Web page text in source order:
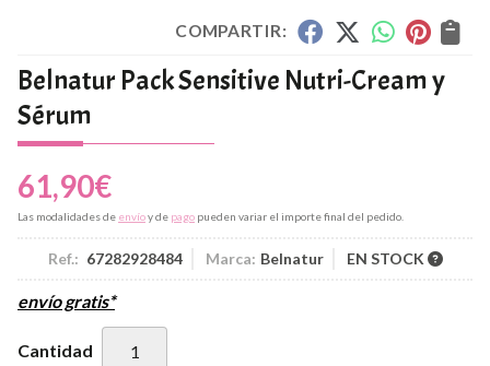
COMPARTIR:
Belnatur Pack Sensitive Nutri-Cream y
Sérum
61,90€
Las modalidades de envíoy de pago pueden variar el importe final del pedido.
Ref.: 67282928484 Marca: Belnatur EN STOCK
envío gratis*
Cantidad